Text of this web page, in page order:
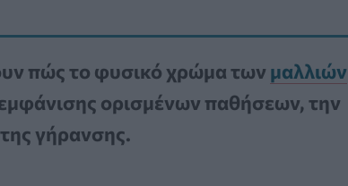
πώς το φυσικό χρώμα των μαλλιών
ορισμένων παθήσεων, την
γήρανσης.